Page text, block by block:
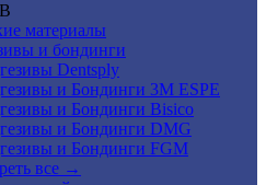
материалы
и бондинги
Dentsply
и Бондинги 3M ESPE
и Бондинги Bisico
и Бондинги DMG
и Бондинги FGM
все →